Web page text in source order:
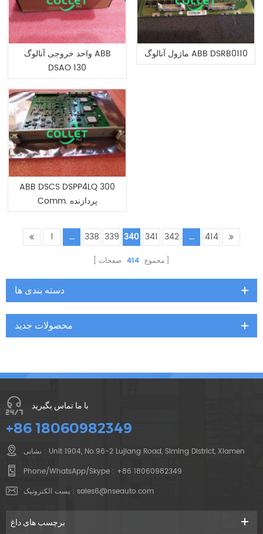
واحد خروجی آنالوگ ABB
DSAO 130
ماژول آنالوگ ABB DSRB0110
ABB DSCS DSPP4LQ 300
Comm. پردازنده
1 ... 338 339 340 341 342 ... 414
مجموع 414 صفحات
دسته بندی ها
محصولات جدید
با ما تماس بگیرید
+86 18060982349
نشانی : Unit 1904, No.96-2 Lujiang Road, Siming District, Xiamen
Phone/WhatsApp/Skype : +86 18060982349
پست الکترونیک : sales6@nseauto.com
برچسب های داغ